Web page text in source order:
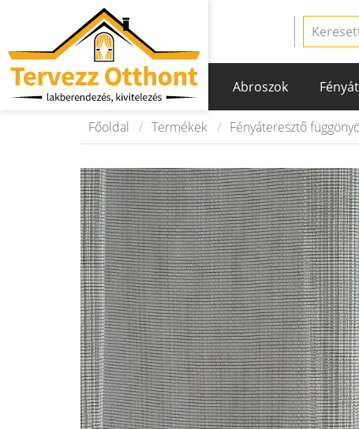
Abroszok
Főoldal Termékek Fényáteresztő